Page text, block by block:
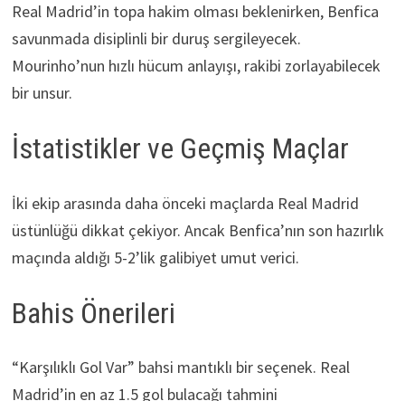
Real Madrid’in topa hakim olması beklenirken, Benfica
savunmada disiplinli bir duruş sergileyecek.
Mourinho’nun hızlı hücum anlayışı, rakibi zorlayabilecek
bir unsur.
İstatistikler ve Geçmiş Maçlar
İki ekip arasında daha önceki maçlarda Real Madrid
üstünlüğü dikkat çekiyor. Ancak Benfica’nın son hazırlık
maçında aldığı 5-2’lik galibiyet umut verici.
Bahis Önerileri
“Karşılıklı Gol Var” bahsi mantıklı bir seçenek. Real
Madrid’in en az 1.5 gol bulacağı tahmini